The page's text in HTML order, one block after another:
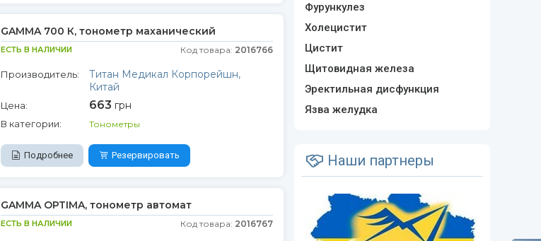
GAMMA 700 К, тонометр маханический
ЕСТЬ В НАЛИЧИИ Код товара: 2016766
Производитель:
Титан Медикал Корпорейшн,
Китай
Цена: 663 грн
В категории: Тонометры
Подробнее Резервировать
GAMMA OPTIMA, тонометр автомат
ЕСТЬ В НАЛИЧИИ Код товара: 2016767
Фурункулез
Холецистит
Цистит
Щитовидная железа
Эректильная дисфункция
Язва желудка
Наши партнеры